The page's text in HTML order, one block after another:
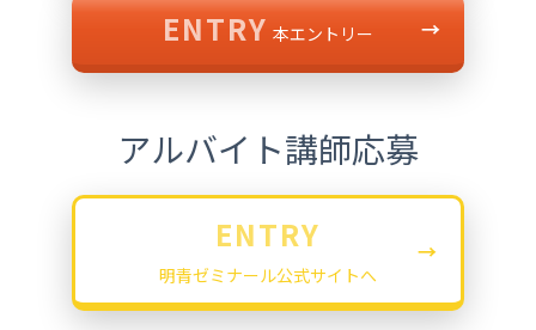
ENTRY 本エントリー →
アルバイト講師応募
ENTRY
明青ゼミナール公式サイトへ
→